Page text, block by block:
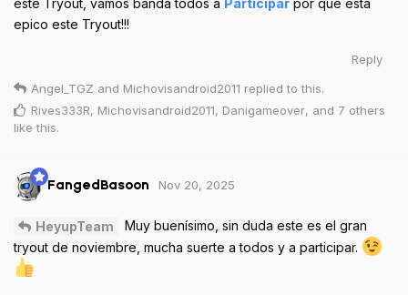
epico este Tryout!!!
Reply
Angel_TGZ and Michovisandroid2011 replied to this.
Rives333R, Michovisandroid2011, Danigameover, and 7 others
like this.
FangedBasoon Nov 20, 2025
HeyupTeam
Muy buenísimo, sin duda este es el gran
tryout de noviembre, mucha suerte a todos y a participar.